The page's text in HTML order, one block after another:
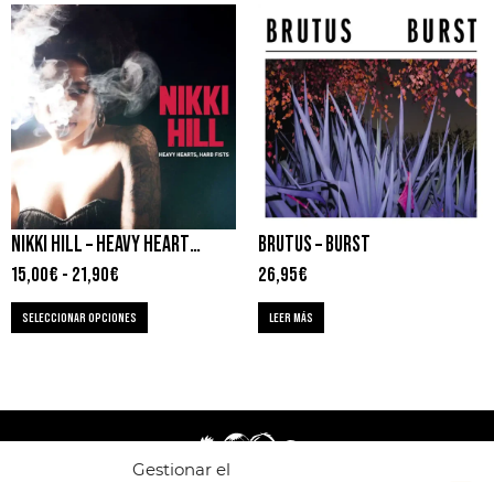
Gestionar el
NIKKI HILL – HEAVY HEARTS, HARD FISTS
15,00€ - 21,90€
SELECCIONAR OPCIONES
BRUTUS – BURST
26,95€
LEER MÁS